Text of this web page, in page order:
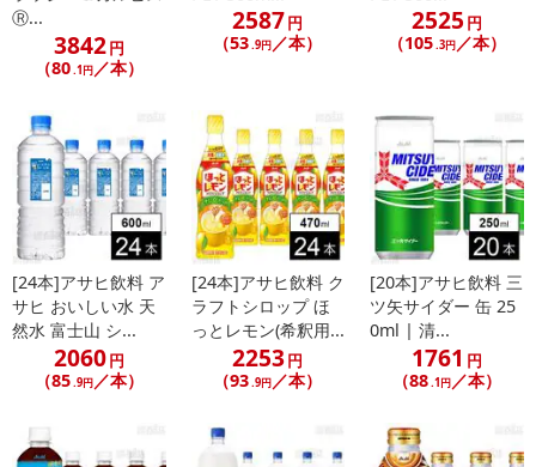
Ⓡ...
3842円
（80.1円／本）
2587円
（53.9円／本）
2525 円
（105.3円／本）
[24本]アサヒ飲料 ア
サヒ おいしい水 天
然水 富士山 シ...
2060円
（85.9円／本）
[24本]アサヒ飲料 ク
ラフトシロップ ほ
っとレモン(希釈用...
2253円
（93.9円／本）
[20本]アサヒ飲料 三
ツ矢サイダー 缶 25
0ml | 清...
1761 円
（88.1円／本）